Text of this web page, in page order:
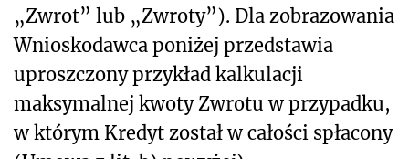
„Zwrot” lub „Zwroty”). Dla zobrazowania
Wnioskodawca poniżej przedstawia
uproszczony przykład kalkulacji
maksymalnej kwoty Zwrotu w przypadku,
w którym Kredyt został w całości spłacony